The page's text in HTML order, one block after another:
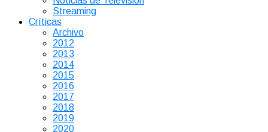
Streaming
Críticas
Archivo
2012
2013
2014
2015
2016
2017
2018
2019
2020